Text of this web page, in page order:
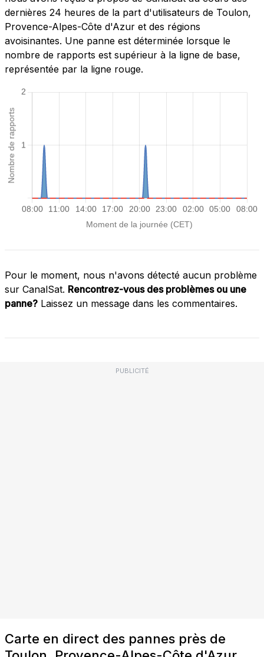
dernières 24 heures de la part d'utilisateurs de Toulon,
Provence-Alpes-Côte d'Azur et des régions
avoisinantes. Une panne est déterminée lorsque le
nombre de rapports est supérieur à la ligne de base,
représentée par la ligne rouge.
Pour le moment, nous n'avons détecté aucun problème
sur CanalSat. Rencontrez-vous des problèmes ou une
panne? Laissez un message dans les commentaires.
PUBLICITÉ
Carte en direct des pannes près de